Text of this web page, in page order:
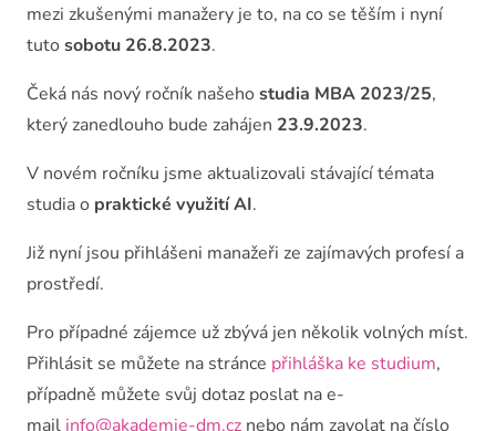
mezi zkušenými manažery je to, na co se těším i nyní
tutosobotu 26.8.2023.
Čeká nás nový ročník našehostudia MBA 2023/25,
který zanedlouho bude zahájen 23.9.2023.
V novém ročníku jsme aktualizovali stávající témata
studia o praktické využití AI.
Již nyní jsou přihlášeni manažeři ze zajímavých profesí a
prostředí.
Pro případné zájemce už zbývá jen několik volných míst.
Přihlásit se můžete na stránce přihláška ke studium,
případně můžete svůj dotaz poslat na e-
mail info@akademie-dm.cz nebo nám zavolat na číslo